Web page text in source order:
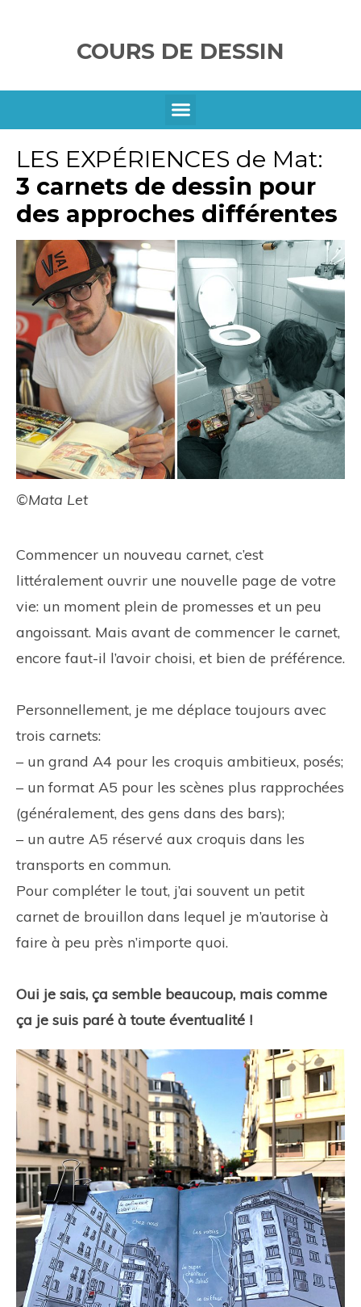
COURS DE DESSIN
LES EXPÉRIENCES de Mat:
3 carnets de dessin pour
des approches différentes
©Mata Let
Commencer un nouveau carnet, c’est
littéralement ouvrir une nouvelle page de votre
vie: un moment plein de promesses et un peu
angoissant. Mais avant de commencer le carnet,
encore faut-il l’avoir choisi, et bien de préférence.
Personnellement, je me déplace toujours avec
trois carnets:
– un grand A4 pour les croquis ambitieux, posés;
– un format A5 pour les scènes plus rapprochées
(généralement, des gens dans des bars);
– un autre A5 réservé aux croquis dans les
transports en commun.
Pour compléter le tout, j’ai souvent un petit
carnet de brouillon dans lequel je m’autorise à
faire à peu près n’importe quoi.
Oui je sais, ça semble beaucoup, mais comme
ça je suis paré à toute éventualité !